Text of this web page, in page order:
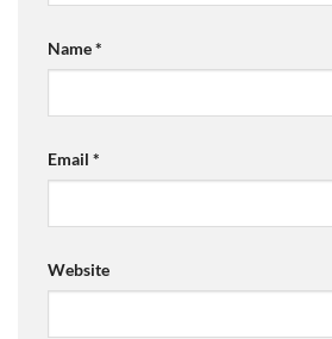
Name*
Email *
Website